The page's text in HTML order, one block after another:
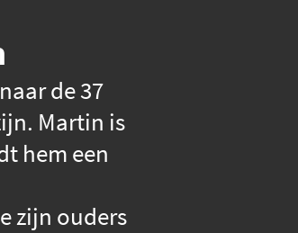
de 37
Martin is
hem een
zijn ouders